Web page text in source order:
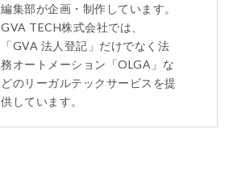
編集部が企画・制作しています。
GVA TECH株式会社では、
「GVA 法人登記」だけでなく法
務オートメーション「OLGA」な
どのリーガルテックサービスを提
供しています。